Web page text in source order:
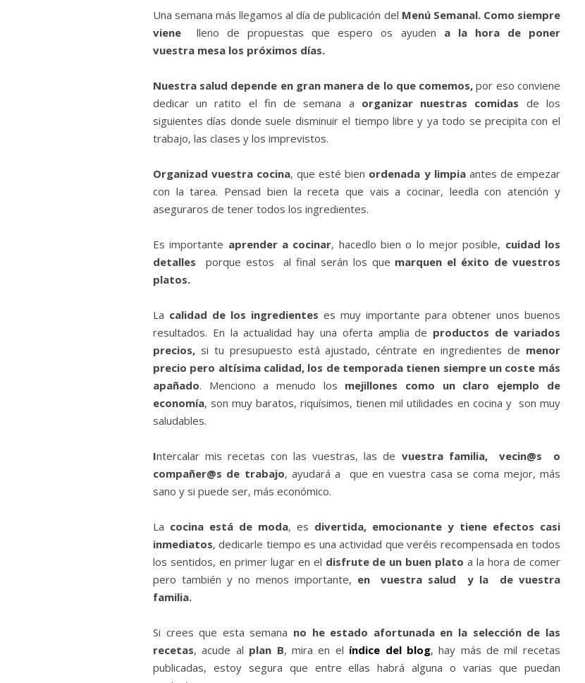
Una semana más llegamos al día de publicación del Menú Semanal. Como siempre
viene lleno de propuestas que espero os ayuden a la hora de poner
vuestra mesa los próximos días.
Nuestra salud depende en gran manera de lo que comemos, por eso conviene
dedicar un ratito el fin de semana a organizar nuestras comidas de los
siguientes días donde suele disminuir el tiempo libre y ya todo se precipita con el
trabajo, las clases y los imprevistos.
Organizad vuestra cocina, que esté bien ordenada y limpiaantes de empezar
con la tarea. Pensad bien la receta que vais a cocinar, leedla con atención y
aseguraros de tener todos los ingredientes.
Es importante aprender a cocinar, hacedlo bien o lo mejor posible, cuidad los
detalles porque estos al final serán los que marquen el éxito de vuestros
platos.
La calidad de los ingredientes es muy importante para obtener unos buenos
resultados. En la actualidad hay una oferta amplia de productos de variados
precios, si tu presupuesto está ajustado, céntrate en ingredientes de menor
precio pero altísima calidad, los de temporada tienen siempre un coste más
apañado. Menciono a menudo los mejillones como un claro ejemplo de
economía, son muy baratos, riquísimos, tienen mil utilidades en cocina y son muy
saludables.
Intercalar mis recetas con las vuestras, las de vuestra familia, vecin@s o
compañer@s de trabajo, ayudará a que en vuestra casa se coma mejor, más
sano y si puede ser, más económico.
La cocina está de moda, es divertida, emocionante y tiene efectos casi
inmediatos, dedicarle tiempo es una actividad que veréis recompensada en todos
los sentidos, en primer lugar en el disfrute de un buen plato a la hora de comer
pero también y no menos importante, en vuestra salud y la de vuestra
familia.
Si crees que esta semana no he estado afortunada en la selección de las
recetas, acude al plan B, mira en el índice del blog, hay más de mil recetas
publicadas, estoy segura que entre ellas habrá alguna o varias que puedan